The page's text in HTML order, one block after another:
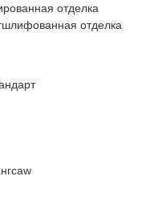
отделка
отделка